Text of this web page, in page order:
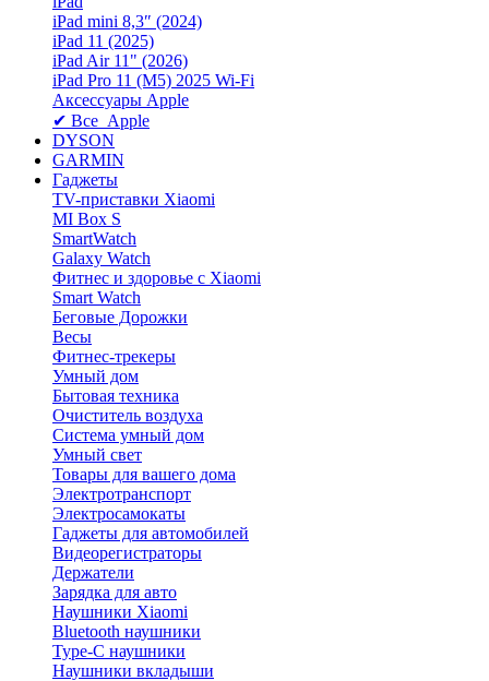
iPad mini 8,3″ (2024)
iPad 11 (2025)
iPad Air 11" (2026)
iPad Pro 11 (M5) 2025 Wi-Fi
Аксессуары Apple
✔ Все Apple
DYSON
GARMIN
Гаджеты
TV-приставки Xiaomi
MI Box S
SmartWatch
Galaxy Watch
Фитнес и здоровье с Xiaomi
Smart Watch
Беговые Дорожки
Весы
Фитнес-трекеры
Умный дом
Бытовая техника
Очиститель воздуха
Система умный дом
Умный свет
Товары для вашего дома
Электротранспорт
Электросамокаты
Гаджеты для автомобилей
Видеорегистраторы
Держатели
Зарядка для авто
Наушники Xiaomi
Bluetooth наушники
Type-C наушники
Наушники вкладыши